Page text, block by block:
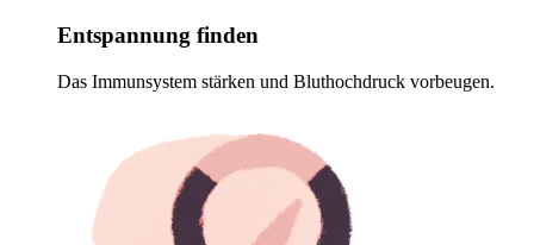
Entspannung finden
Das Immunsystem stärken und Bluthochdruck vorbeugen.